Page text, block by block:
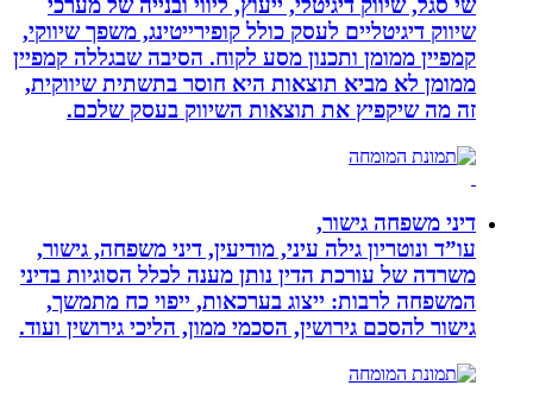
שי סגל, שיווק דיגיטלי, ייעוץ, ליווי ובנייה של מערכי
שיווק דיגיטליים לעסק כולל קופירייטינג, משפך שיווקי,
קמפיין ממומן ותכנון מסע לקוח. הסיבה שבגללה קמפיין
ממומן לא מביא תוצאות היא חוסר בתשתית שיווקית,
זה מה שיקפיץ את תוצאות השיווק בעסק שלכם.
דיני משפחה גישור,
עו”ד ונוטריון גילה עיני, מודיעין, דיני משפחה, גישור,
משרדה של עורכת הדין נותן מענה לכלל הסוגיות בדיני
המשפחה לרבות: ייצוג בערכאות, ייפוי כח מתמשך,
גישור להסכם גירושין, הסכמי ממון, הליכי גירושין ועוד.